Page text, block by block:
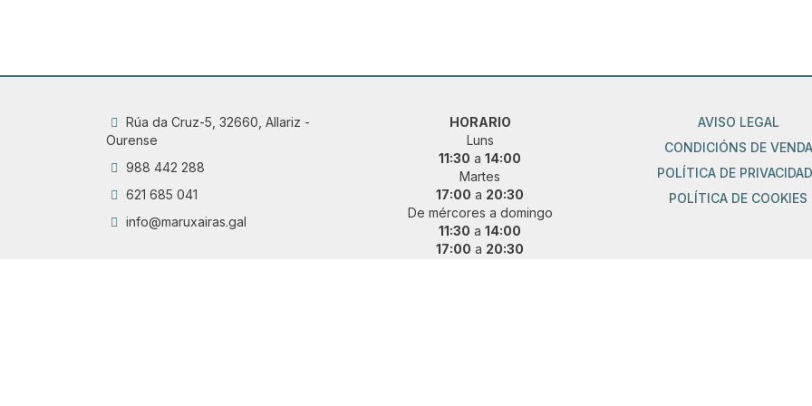
Rúa da Cruz-5, 32660, Allariz -
Ourense
988 442 288
621 685 041
info@maruxairas.gal
HORARIO
Luns
11:30 a 14:00
Martes
17:00 a 20:30
De mércores a domingo
11:30 a 14:00
17:00 a 20:30
AVISO LEGAL
CONDICIÓNS DE VENDA
POLÍTICA DE
POLÍTICA DE COOKIES